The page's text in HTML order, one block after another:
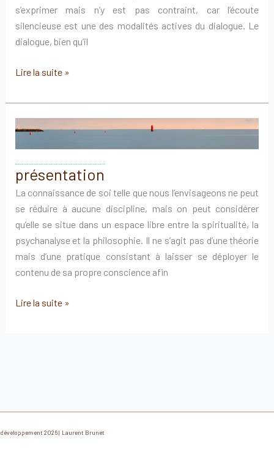
s’exprimer mais n’y est pas contraint, car l’écoute
silencieuse est une des modalités actives du dialogue. Le
dialogue, bien qu’il
dialogues
Lire la suite »
présentation
La connaissance de soi telle que nous l’envisageons ne peut
se réduire à aucune discipline, mais on peut considérer
qu’elle se situe dans un espace libre entre la spiritualité, la
psychanalyse et la philosophie. Il ne s’agit pas d’une théorie
mais d’une pratique consistant à laisser se déployer le
contenu de sa propre conscience afin
présentation
Lire la suite »
développement 2026 | Laurent Brunet